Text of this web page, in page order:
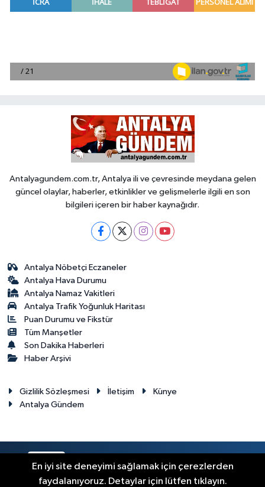
Antalyagundem.com.tr, Antalya ili ve çevresinde meydana gelen
güncel olaylar, haberler, etkinlikler ve gelişmelerle ilgili en son
bilgileri içeren bir haber kaynağıdır.
Antalya Nöbetçi Eczaneler
Antalya Hava Durumu
Antalya Namaz Vakitleri
Antalya Trafik Yoğunluk Haritası
Puan Durumu ve Fikstür
Tüm Manşetler
Son Dakika Haberleri
Haber Arşivi
Gizlilik Sözleşmesi İletişim
Künye
Antalya Gündem
En iyi site deneyimi sağlamak için çerezlerden
faydalanıyoruz. Detaylar için lütfen tıklayın.